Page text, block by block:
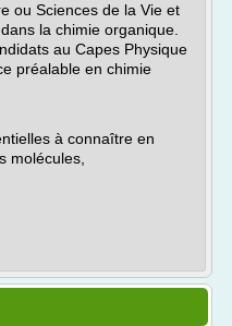
ou Sciences de la Vie et
la chimie organique.
au Capes Physique
préalable en chimie
à connaître en
molécules,